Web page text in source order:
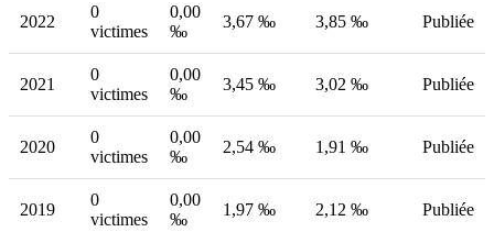
2022
0
victimes
0,00
‰
3,67 ‰ 3,85 ‰ Publiée
2021
0
victimes
0,00
‰
3,45 ‰ 3,02 ‰ Publiée
2020
0
victimes
0,00
‰
2,54 ‰ 1,91 ‰ Publiée
2019
0
victimes
0,00
‰
1,97 ‰ 2,12 ‰ Publiée